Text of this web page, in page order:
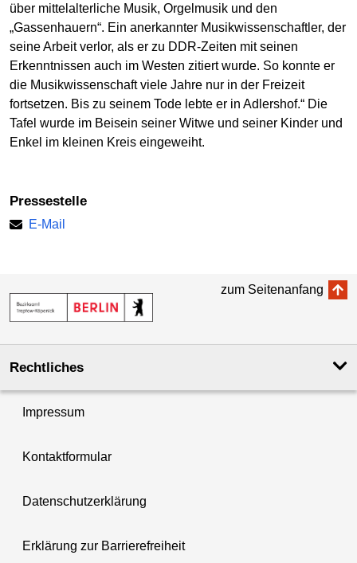
über mittelalterliche Musik, Orgelmusik und den
„Gassenhauern“. Ein anerkannter Musikwissenschaftler, der
seine Arbeit verlor, als er zu DDR-Zeiten mit seinen
Erkenntnissen auch im Westen zitiert wurde. So konnte er
die Musikwissenschaft viele Jahre nur in der Freizeit
fortsetzen. Bis zu seinem Tode lebte er in Adlershof.“ Die
Tafel wurde im Beisein seiner Witwe und seiner Kinder und
Enkel im kleinen Kreis eingeweiht.
Pressestelle
E-Mail
zum Seitenanfang
Rechtliches
Impressum
Kontaktformular
Datenschutzerklärung
Erklärung zur Barrierefreiheit